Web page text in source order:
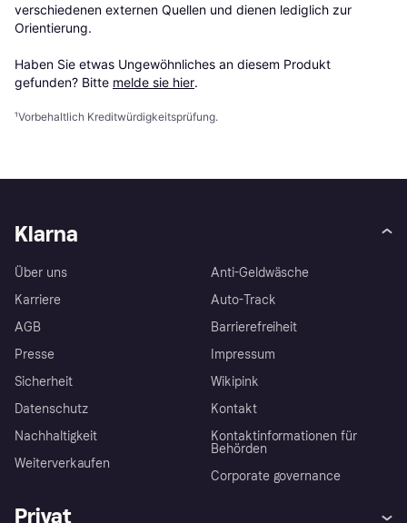
verschiedenen externen Quellen und dienen lediglich zur
Orientierung.
Haben Sie etwas Ungewöhnliches an diesem Produkt
gefunden? Bitte melde sie hier.
¹Vorbehaltlich Kreditwürdigkeitsprüfung.
Klarna
Über uns
Karriere
AGB
Presse
Sicherheit
Datenschutz
Nachhaltigkeit
Weiterverkaufen
Anti-Geldwäsche
Auto-Track
Barrierefreiheit
Impressum
Wikipink
Kontakt
Kontaktinformationen für
Behörden
Corporate governance
Privat